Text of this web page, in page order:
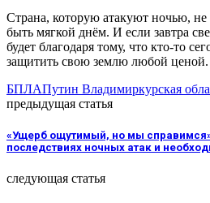
Страна, которую атакуют ночью, не
быть мягкой днём. И если завтра
будет благодаря тому, что кто-то
защитить свою землю любой ценой.
БПЛАПутин Владимиркурская
предыдущая статья
«Ущерб ощутимый, но мы
последствиях ночных атак и
следующая статья